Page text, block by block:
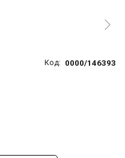
Код: 0000/146393